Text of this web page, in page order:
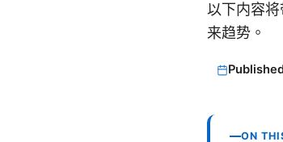
以下内容
来趋势。
ON